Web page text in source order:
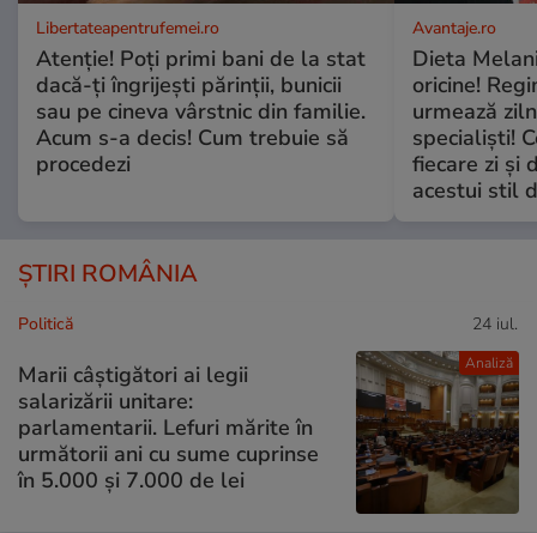
Libertateapentrufemei.ro
Atenție! Poți primi bani de la stat
dacă-ți îngrijești părinții, bunicii
sau pe cineva vârstnic din familie.
Acum s-a decis! Cum trebuie să
procedezi
Avantaje.ro
Dieta
oricine!
urmează
specialiști!
fiecare zi și
acestui stil
ȘTIRI ROMÂNIA
Analiză
Politică 24 iul.
Marii câștigători ai legii
salarizării unitare:
parlamentarii. Lefuri mărite în
următorii ani cu sume cuprinse
în 5.000 și 7.000 de lei